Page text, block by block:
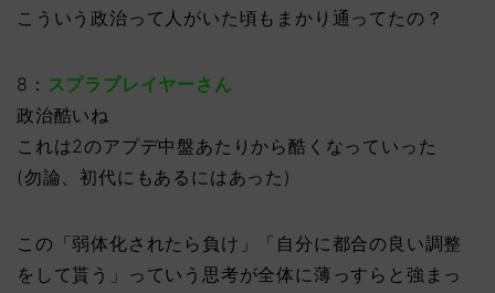
こういう政治って人がいた頃もまかり通ってたの？
8： スプラプレイヤーさん
政治酷いね
これは2のアプデ中盤あたりから酷くなっていった
(勿論、初代にもあるにはあった)
この「弱体化されたら負け」「自分に都合の良い調整
をして貰う」っていう思考が全体に薄っすらと強まっ